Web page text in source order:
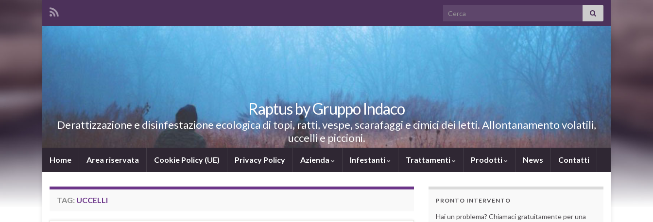
Search for:
Raptus by Gruppo Indaco
Derattizzazione e disinfestazione ecologica di topi, ratti, vespe, scarafaggi e cimici dei letti. Allontanamento volatili,
uccelli e piccioni.
Home Area riservata Cookie Policy (UE) Privacy Policy Azienda Infestanti Trattamenti Prodotti News Contatti
TAG: UCCELLI PRONTO INTERVENTO
Hai un problema? Chiamaci gratuitamente per una